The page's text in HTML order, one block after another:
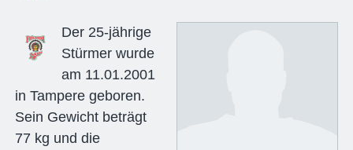
Der 25-jährige
Stürmer wurde
am 11.01.2001
in Tampere geboren.
Sein Gewicht beträgt
77 kg und die